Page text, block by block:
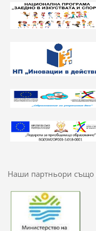
Наши партньори също